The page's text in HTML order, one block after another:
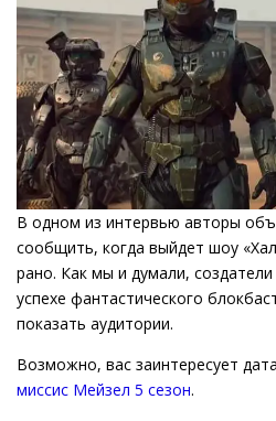
В одном из интервью авторы
сообщить, когда выйдет шоу
рано. Как мы и думали,
успехе фантастического
показать аудитории.
Возможно, вас заинтересует
миссис Мейзел 5 сезон.